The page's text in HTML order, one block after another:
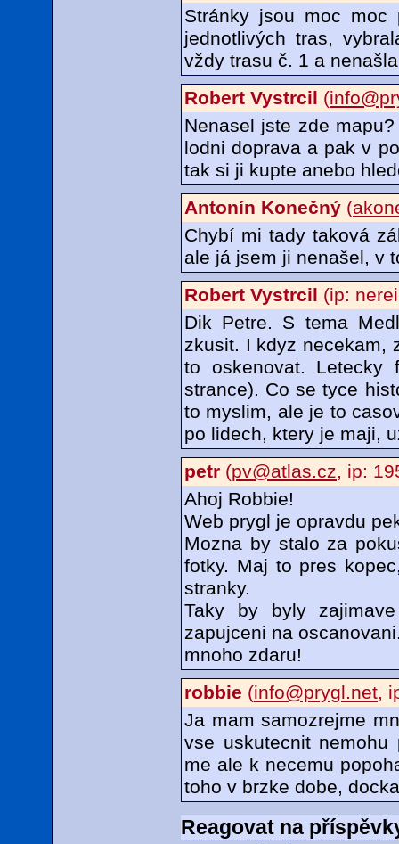
Stránky jsou moc
jednotlivých tras,
vždy trasu č. 1 a
Robert Vystrcil (
Nenasel jste zde
lodni doprava a pak v
tak si ji kupte anebo
Antonín Konečný (
Chybí mi tady taková
ale já jsem ji nenašel, v
Robert Vystrcil (ip:
Dik Petre. S tema
zkusit. I kdyz necekam,
to oskenovat.
strance). Co se tyce
to myslim, ale je to
po lidech, ktery je maji,
petr (pv@atlas.cz, ip:
Ahoj Robbie!
Web prygl je opravdu
Mozna by stalo za
fotky. Maj to pres
stranky.
Taky by byly
zapujceni na
mnoho zdaru!
robbie (info@prygl.net,
Ja mam samozrejme
vse uskutecnit
me ale k necemu
toho v brzke dobe,
Reagovat na